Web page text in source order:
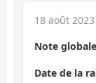
18 août 2023
Note globale
Date de la